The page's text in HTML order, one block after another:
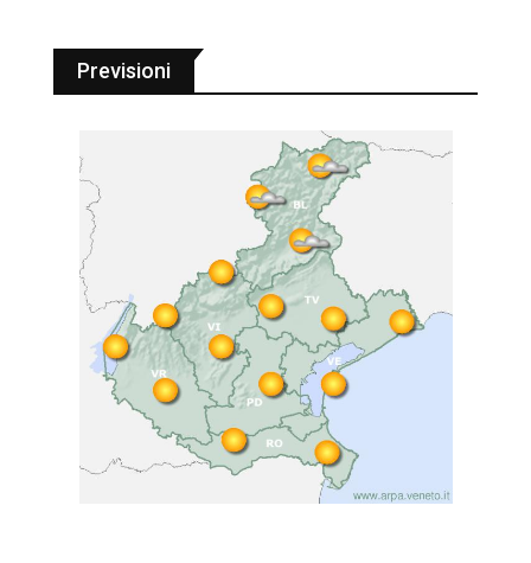
Previsioni